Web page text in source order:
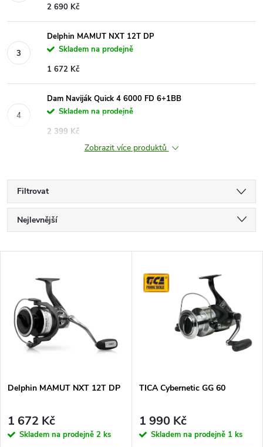
2 690 Kč
Delphin MAMUT NXT 12T DP
Skladem na prodejně
1 672 Kč
Dam Naviják Quick 4 6000 FD 6+1BB
Skladem na prodejně
2 399 Kč
Zobrazit více produktů
Filtrovat
Ř
a
e
n
p
r
Nejlevnější
Abecedně
ý
p
s
p
Delphin MAMUT NXT 12T DP
1 672 Kč
Skladem na prodejně 2 ks
TICA Cybernetic GG 60
1 990 Kč
Skladem na prodejně 1 ks